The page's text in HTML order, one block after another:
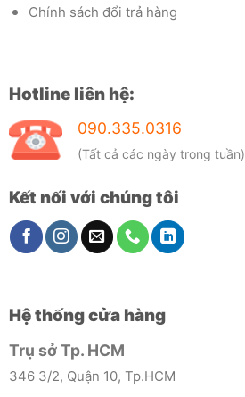
Chính sách đổi trả hàng
Hotline liên hệ:
090.335.0316
(Tất cả các ngày trong tuần)
Kết nối với chúng tôi
Hệ thống cửa hàng
Trụ sở Tp. HCM
346 3/2, Quận 10, Tp.HCM